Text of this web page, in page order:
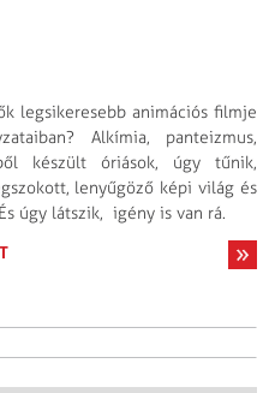
legsikeresebb animációs filmje
Alkímia, panteizmus,
készült óriások, úgy tűnik,
lenyűgöző képi világ és
úgy látszik, igény is van rá.